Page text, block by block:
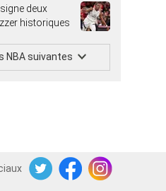
deux
historiques
NBA suivantes
FacebookInstagram